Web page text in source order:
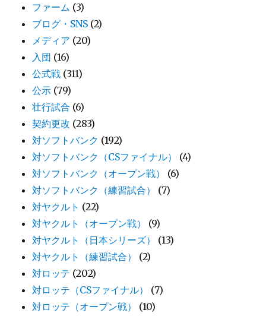
ファーム (3)
ブログ・SNS (2)
メディア (20)
入団 (16)
公式戦 (311)
公示 (79)
壮行試合 (6)
契約更改 (283)
対ソフトバンク (192)
対ソフトバンク（CSファイナル）
(4)
対ソフトバンク（オープン戦）
(6)
対ソフトバンク（練習試合）
(7)
対ヤクルト (22)
対ヤクルト（オープン戦）
(9)
対ヤクルト（日本シリーズ）
(13)
対ヤクルト（練習試合）
(2)
対ロッテ (202)
対ロッテ（CSファイナル）
(7)
対ロッテ（オープン戦）
(10)